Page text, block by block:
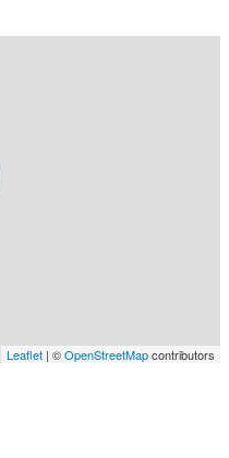
Leaflet | ©OpenStreetMapcontributors